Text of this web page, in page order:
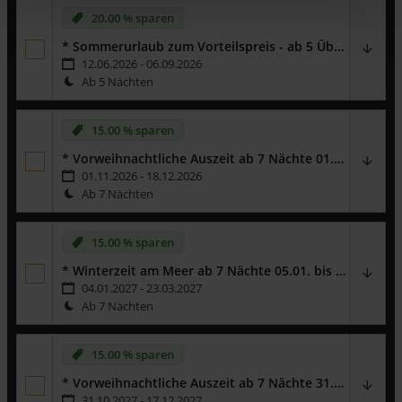
20.00 % sparen
* Sommerurlaub zum Vorteilspreis - ab 5 Übernachtungen
12.06.2026 - 06.09.2026
Ab 5 Nächten
15.00 % sparen
* Vorweihnachtliche Auszeit ab 7 Nächte 01.11. bis 18.12.2026
01.11.2026 - 18.12.2026
Ab 7 Nächten
Genießen Sie eine Auszeit auf der Insel Usedom -ab 7 bis 31
Übernachtungenerhalten sie
Wichtiger Hinweis:Dieses Angebot gilt ausschließlich für
Neubuchungen und ist exklusive Zusatzleistungen. Es ist nicht
gültig für bereits bestehende Buchungen - auf diesen Rabatt
können keine weiteren Vergünstigungen angerechnet werden.
15.00 % sparen
* Winterzeit am Meer ab 7 Nächte 05.01. bis 23.03.2027
04.01.2027 - 23.03.2027
Ab 7 Nächten
Genießen Sie eine Auszeit auf der Insel Usedom -ab 7 bis 31
Übernachtungenerhalten sie
Wichtiger Hinweis:
Neubuchungen und ist exklusive Zusatzleistungen. Es ist nicht
15.00 % sparen
* Vorweihnachtliche Auszeit ab 7 Nächte 31.10. bis 17.12.2027